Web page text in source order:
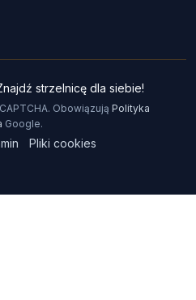
strzelnicę dla siebie!
Obowiązują Polityka
Google.
Pliki cookies